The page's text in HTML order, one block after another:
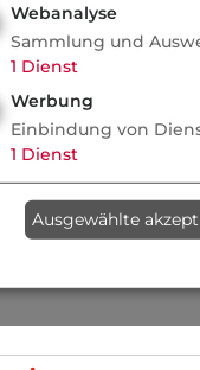
Webanalyse
Sammlung und
1 Dienst
Werbung
Einbindung von
1 Dienst
Ausgewählte